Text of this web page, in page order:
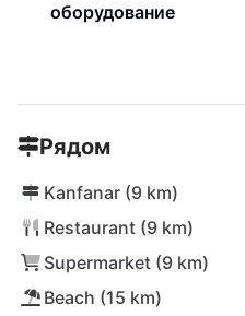
оборудование
Рядом
Kanfanar (9 km)
Restaurant (9 km)
Supermarket (9 km)
Beach (15 km)